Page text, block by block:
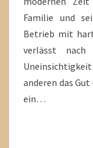
Familie und
Betrieb mit
verlässt
anderen das
ein…